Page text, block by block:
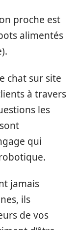
proche est
alimentés
chat sur site
à travers
les
qui
jamais
ils
de vos